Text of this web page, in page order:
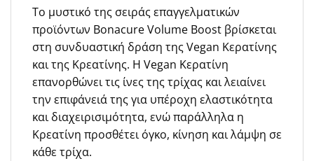
Το μυστικό της σειράς επαγγελματικών
προϊόντων Bonacure Volume Boost βρίσκεται
στη συνδυαστική δράση της Vegan Κερατίνης
και της Κρεατίνης. Η Vegan Κερατίνη
επανορθώνει τις ίνες της τρίχας και λειαίνει
την επιφάνειά της για υπέροχη ελαστικότητα
και διαχειρισιμότητα, ενώ παράλληλα η
Κρεατίνη προσθέτει όγκο, κίνηση και λάμψη σε
κάθε τρίχα.